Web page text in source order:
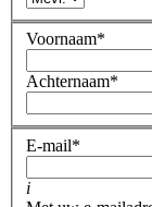
Voornaam*
Achternaam*
E-mail*
i